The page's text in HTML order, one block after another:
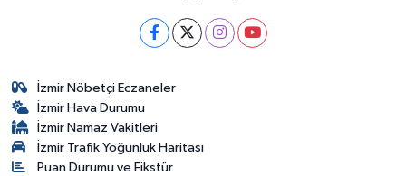
İzmir Nöbetçi Eczaneler
İzmir Hava Durumu
İzmir Namaz Vakitleri
İzmir Trafik Yoğunluk Haritası
Puan Durumu ve Fikstür